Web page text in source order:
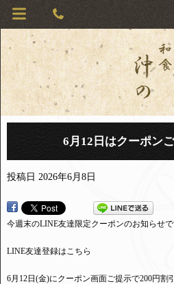
6月12日はクーポン
投稿日 2026年6月8日
今週末のLINE友達限定クーポンのお知らせで
LINE友達登録はこちら
6月12日(金)にクーポン画面ご提示で200円割